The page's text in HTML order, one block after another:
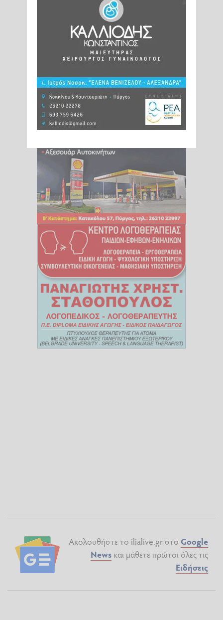
Ακολουθήστε το ilialive.gr στο Google
News και μάθετε πρώτοι όλες τις
Ειδήσεις